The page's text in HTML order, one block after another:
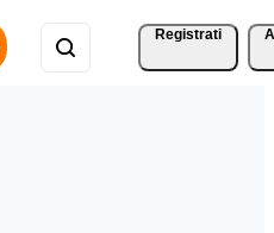
Registrati